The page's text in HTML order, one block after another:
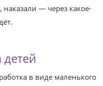
наказали — через какое-
в виде маленького